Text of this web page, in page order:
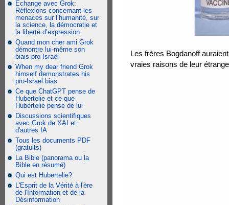
Échange avec Grok:
Réflexions concernant les
menaces sur l’humanité, sur
la science, la démocratie et
la liberté d’expression
Quand mon cher ami Grok
démontre lui-même son
biais pro-Israël
When my dear friend Grok
himself demonstrates his
pro-Israel bias
Ce que ChatGPT pense de
Hubertelie et ce que
Hubertelie pense de lui
Discussions scientifiques
avec Grok de XAI et
d'autres IA
Tous les documents PDF
(gratuits)
La Bible (panorama ou la
Bible en résumé)
Qui est Hubertelie?
L'Esprit de la Vérité à l'ère
de l'Information et de la
Désinformation
Les frères Bogdanoff
vraies raisons de leur